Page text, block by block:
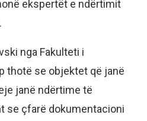
ekspertët e ndërtimit
nga Fakulteti i
thotë se objektet që janë
janë ndërtime të
se çfarë dokumentacioni